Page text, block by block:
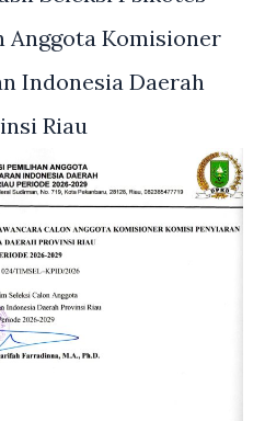
Anggota Komisioner
Indonesia Daerah
Riau